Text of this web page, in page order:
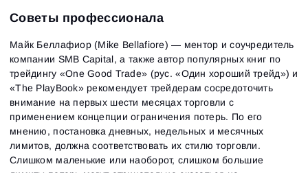
Советы профессионала
Майк Беллафиор (Mike Bellafiore) — ментор и соучредитель
компании SMB Capital, а также автор популярных книг по
трейдингу «One Good Trade» (рус. «Один хороший трейд») и
«The PlayBook» рекомендует трейдерам сосредоточить
внимание на первых шести месяцах торговли с
применением концепции ограничения потерь. По его
мнению, постановка дневных, недельных и месячных
лимитов, должна соответствовать их стилю торговли.
Слишком маленькие или наоборот, слишком большие